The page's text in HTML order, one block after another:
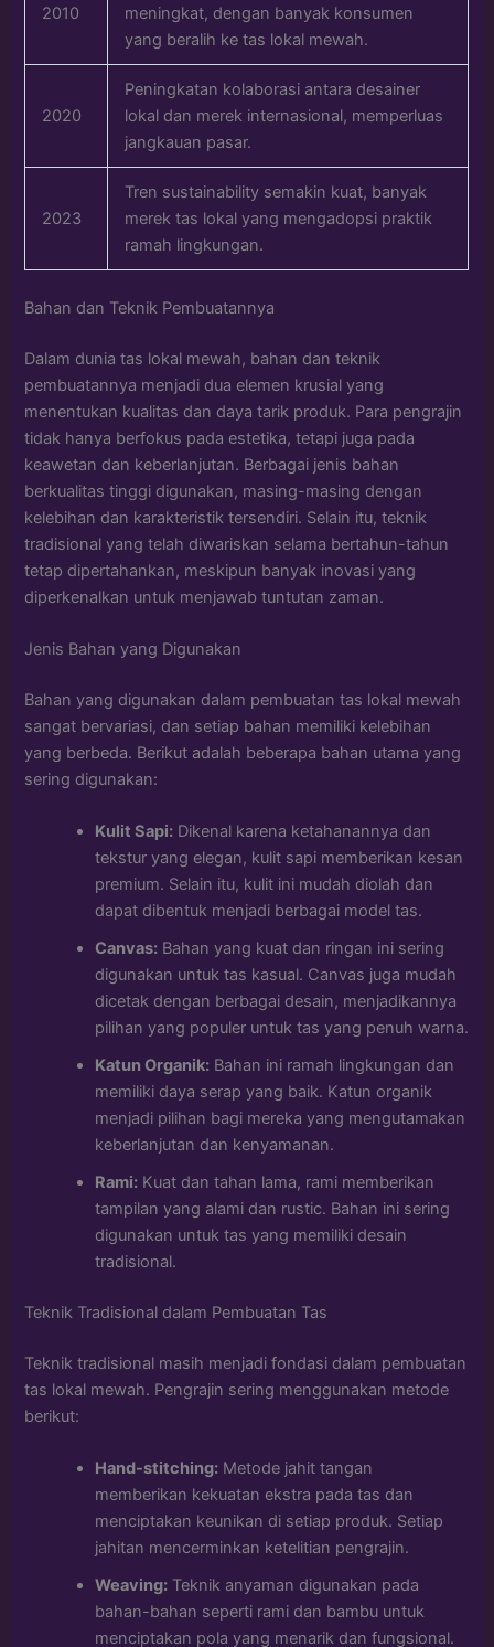
2010
meningkat, dengan banyak konsumen
yang beralih ke tas lokal mewah.
2020
Peningkatan kolaborasi antara desainer
lokal dan merek internasional, memperluas
jangkauan pasar.
2023
Tren sustainability semakin kuat, banyak
merek tas lokal yang mengadopsi praktik
ramah lingkungan.
Bahan dan Teknik Pembuatannya
Dalam dunia tas lokal mewah, bahan dan teknik
pembuatannya menjadi dua elemen krusial yang
menentukan kualitas dan daya tarik produk. Para pengrajin
tidak hanya berfokus pada estetika, tetapi juga pada
keawetan dan keberlanjutan. Berbagai jenis bahan
berkualitas tinggi digunakan, masing-masing dengan
kelebihan dan karakteristik tersendiri. Selain itu, teknik
tradisional yang telah diwariskan selama bertahun-tahun
tetap dipertahankan, meskipun banyak inovasi yang
diperkenalkan untuk menjawab tuntutan zaman.
Jenis Bahan yang Digunakan
Bahan yang digunakan dalam pembuatan tas lokal mewah
sangat bervariasi, dan setiap bahan memiliki kelebihan
yang berbeda. Berikut adalah beberapa bahan utama yang
sering digunakan:
Kulit Sapi: Dikenal karena ketahanannya dan
tekstur yang elegan, kulit sapi memberikan kesan
premium. Selain itu, kulit ini mudah diolah dan
dapat dibentuk menjadi berbagai model tas.
Canvas: Bahan yang kuat dan ringan ini sering
digunakan untuk tas kasual. Canvas juga mudah
dicetak dengan berbagai desain, menjadikannya
pilihan yang populer untuk tas yang penuh warna.
Katun Organik: Bahan ini ramah lingkungan dan
memiliki daya serap yang baik. Katun organik
menjadi pilihan bagi mereka yang mengutamakan
keberlanjutan dan kenyamanan.
Rami: Kuat dan tahan lama, rami memberikan
tampilan yang alami dan rustic. Bahan ini sering
digunakan untuk tas yang memiliki desain
tradisional.
Teknik Tradisional dalam Pembuatan Tas
Teknik tradisional masih menjadi fondasi dalam pembuatan
tas lokal mewah. Pengrajin sering menggunakan metode
berikut:
Hand-stitching: Metode jahit tangan
memberikan kekuatan ekstra pada tas dan
menciptakan keunikan di setiap produk. Setiap
jahitan mencerminkan ketelitian pengrajin.
Weaving: Teknik anyaman digunakan pada
bahan-bahan seperti rami dan bambu untuk
menciptakan pola yang menarik dan fungsional.